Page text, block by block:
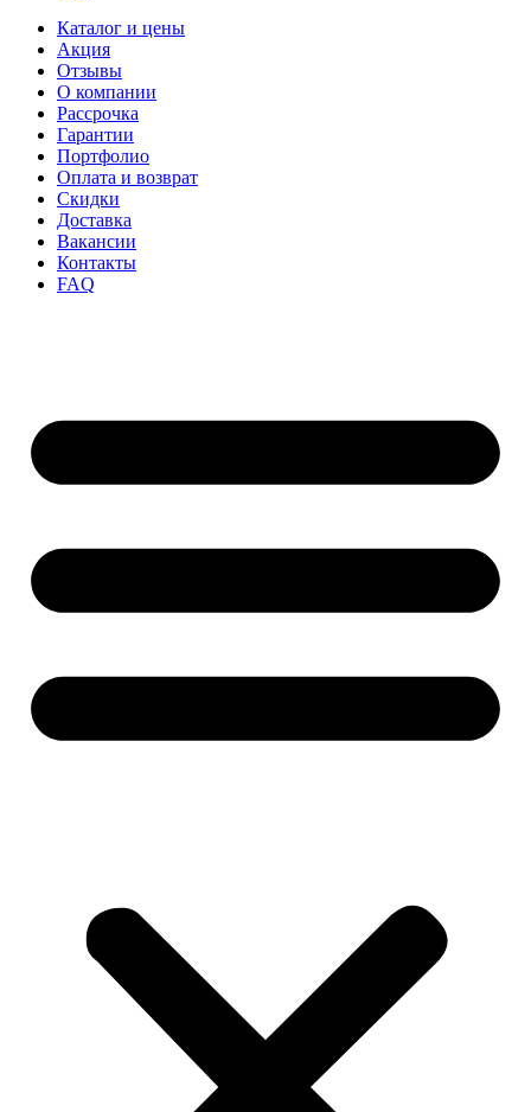
Каталог и цены
Акция
Отзывы
О компании
Рассрочка
Гарантии
Портфолио
Оплата и возврат
Скидки
Доставка
Вакансии
Контакты
FAQ